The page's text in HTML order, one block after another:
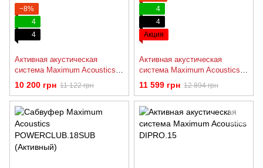
−8%
4
4
Активная акустическая
система Maximum Acoustics
Mobi.120A (Аккумулятор,
микрофоны)
10 200 грн 11 122 грн
4
4
Акция
Активная акустическая
система Maximum Acoustics
Mobi.150A (Аккумулятор,
микрофоны)
11 599 грн 12 894 грн